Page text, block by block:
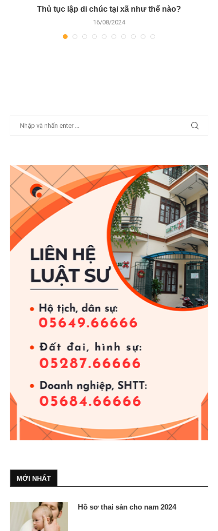
Thủ tục lập di chúc tại xã như thế nào?
16/08/2024
MỚI NHẤT
Hồ sơ thai sản cho nam 2024